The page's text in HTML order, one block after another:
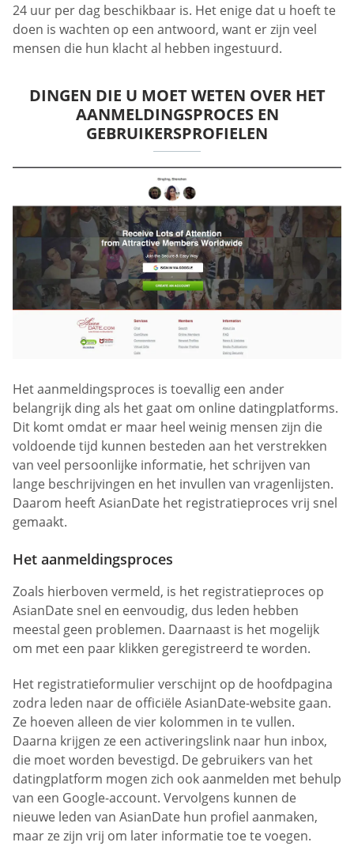
24 uur per dag beschikbaar is. Het enige dat u hoeft te
doen is wachten op een antwoord, want er zijn veel
mensen die hun klacht al hebben ingestuurd.
DINGEN DIE U MOET WETEN OVER HET
AANMELDINGSPROCES EN
GEBRUIKERSPROFIELEN
Het aanmeldingsproces is toevallig een ander
belangrijk ding als het gaat om online datingplatforms.
Dit komt omdat er maar heel weinig mensen zijn die
voldoende tijd kunnen besteden aan het verstrekken
van veel persoonlijke informatie, het schrijven van
lange beschrijvingen en het invullen van vragenlijsten.
Daarom heeft AsianDate het registratieproces vrij snel
gemaakt.
Het aanmeldingsproces
Zoals hierboven vermeld, is het registratieproces op
AsianDate snel en eenvoudig, dus leden hebben
meestal geen problemen. Daarnaast is het mogelijk
om met een paar klikken geregistreerd te worden.
Het registratieformulier verschijnt op de hoofdpagina
zodra leden naar de officiële AsianDate-website gaan.
Ze hoeven alleen de vier kolommen in te vullen.
Daarna krijgen ze een activeringslink naar hun inbox,
die moet worden bevestigd. De gebruikers van het
datingplatform mogen zich ook aanmelden met behulp
van een Google-account. Vervolgens kunnen de
nieuwe leden van AsianDate hun profiel aanmaken,
maar ze zijn vrij om later informatie toe te voegen.